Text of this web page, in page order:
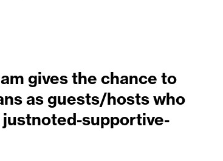
gives the chance to
as guests/hosts who
supportive-